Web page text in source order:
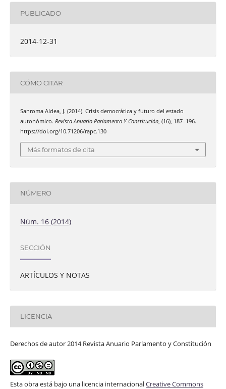
PUBLICADO
2014-12-31
CÓMO CITAR
Sanroma Aldea, J. (2014). Crisis democrática y futuro del estado
autonómico. Revista Anuario Parlamento Y Constitución, (16), 187–196.
https://doi.org/10.71206/rapc.130
Más formatos de cita
NÚMERO
Núm. 16 (2014)
SECCIÓN
ARTÍCULOS Y NOTAS
LICENCIA
Derechos de autor 2014 Revista Anuario Parlamento y Constitución
Esta obra está bajo una licencia internacionalCreative Commons